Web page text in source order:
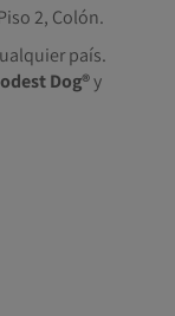
2, Colón.
país.
Dog®️y